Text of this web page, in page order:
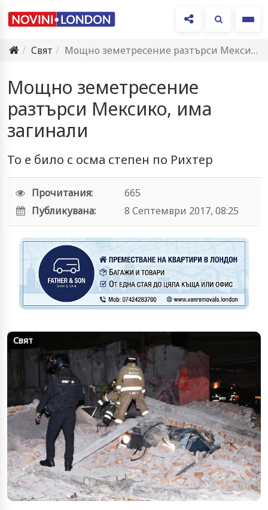
Свят
Мощно земетресение разтърси Мексико, има загинали
Мощно земетресение
разтърси Мексико, има
загинали
То е било с осма степен по Рихтер
Прочитания:
665
Публикувана:
8 Септември 2017, 08:25
Свят